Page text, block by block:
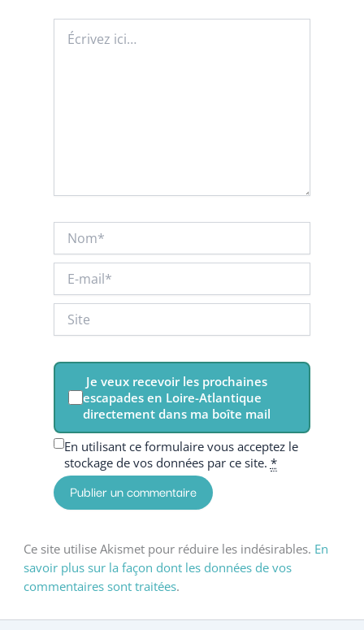
ici…
mail*
Je veux recevoir les prochaines
escapades en Loire-Atlantique
directement dans ma boîte mail
En utilisant ce formulaire vous acceptez le
stockage de vos données par ce site. *
Ce site utilise Akismet pour réduire les indésirables. En
savoir plus sur la façon dont les données de vos
commentaires sont traitées.